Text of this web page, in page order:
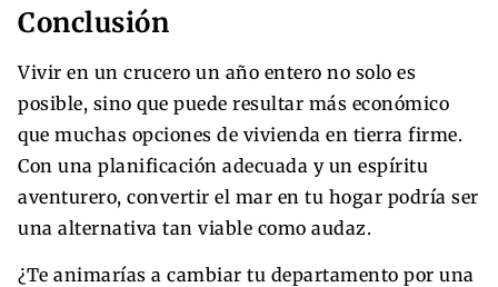
Conclusión
Vivir en un crucero un año entero no solo es
posible, sino que puede resultar más económico
que muchas opciones de vivienda en tierra firme.
Con una planificación adecuada y un espíritu
aventurero, convertir el mar en tu hogar podría ser
una alternativa tan viable como audaz.
¿Te animarías a cambiar tu departamento por una